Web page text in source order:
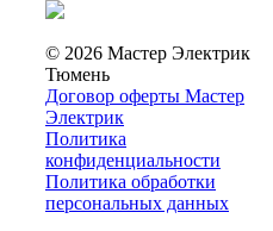
© 2026 Мастер Электрик
Тюмень
Договор оферты Мастер
Электрик
Политика
конфиденциальности
Политика обработки
персональных данных